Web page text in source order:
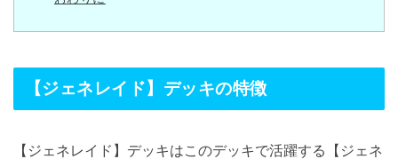
【ジェネレイド】デッキの特徴
【ジェネレイド】デッキはこのデッキで活躍する【ジェネ